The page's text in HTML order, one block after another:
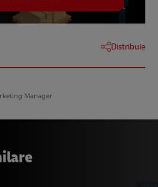
Distribuie
Manager